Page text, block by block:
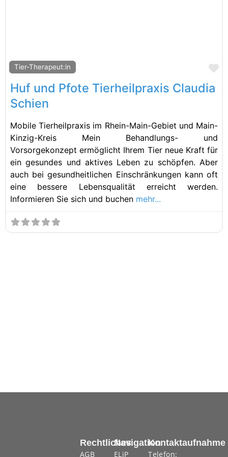
Tier-Therapeut:in
Huf und Pfote Tierheilpraxis Claudia
Schien
Mobile Tierheilpraxis im Rhein-Main-Gebiet und Main-
Kinzig-Kreis Mein Behandlungs- und
Vorsorgekonzept ermöglicht Ihrem Tier neue Kraft für
ein gesundes und aktives Leben zu schöpfen. Aber
auch bei gesundheitlichen Einschränkungen kann oft
eine bessere Lebensqualität erreicht werden.
Informieren Sie sich und buchen mehr...
Navigation
ELiP
Rechtliches
AGB
Kontaktaufnahme
Telefon: